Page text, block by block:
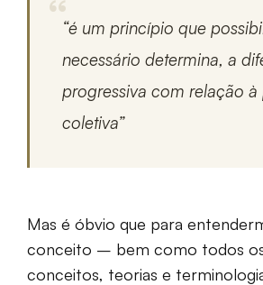
“é um princípio que
necessário determina, a
progressiva com relação à
coletiva”
Mas é óbvio que para
conceito – bem como todos
conceitos, teorias e